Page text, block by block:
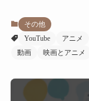
その他
YouTube
アニメ
動画
映画とアニメ